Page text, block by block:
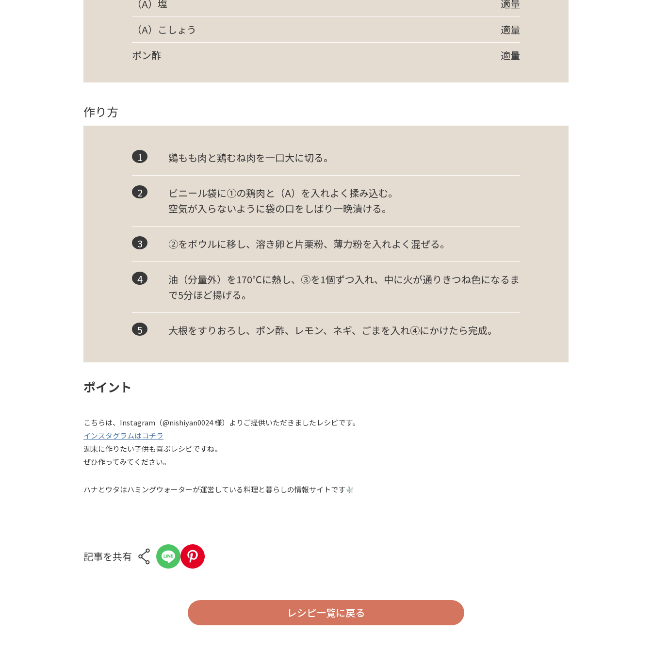
（A）塩
適量
（A）こしょう
適量
ポン酢
適量
作り方
鶏もも肉と鶏むね肉を一口大に切る。
ビニール袋に①の鶏肉と（A）を入れよく揉み込む。
空気が入らないように袋の口をしばり一晩漬ける。
②をボウルに移し、溶き卵と片栗粉、薄力粉を入れよく混ぜる。
油（分量外）を170℃に熱し、③を1個ずつ入れ、中に火が通りきつね色になるま
で5分ほど揚げる。
大根をすりおろし、ポン酢、レモン、ネギ、ごまを入れ④にかけたら完成。
ポイント
こちらは、Instagram（@nishiyan0024 様）よりご提供いただきましたレシピです。
インスタグラムはコチラ
週末に作りたい子供も喜ぶレシピですね。
ぜひ作ってみてください。
ハナとウタはハミングウォーターが運営している料理と暮らしの情報サイトです
記事を共有
レシピ一覧に戻る